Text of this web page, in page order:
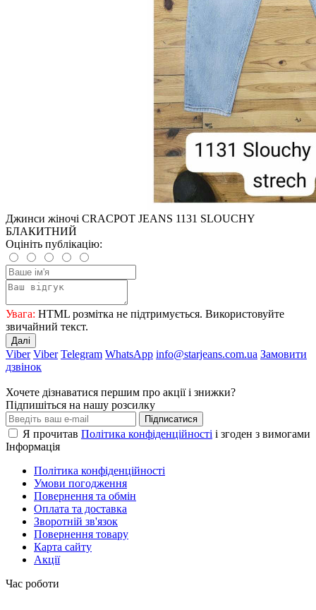
Джинси жіночі CRACPOT JEANS 1131 SLOUCHY
БЛАКИТНИЙ
Оцініть публікацію:
Увага: HTML розмітка не підтримується. Використовуйте
звичайний текст.
Далі
Viber Viber Telegram WhatsApp info@starjeans.com.ua Замовити
дзвінок
Хочете дізнаватися першим про акції і знижки?
Підпишіться на нашу розсилку
Підписатися
Я прочитав Політика конфіденційності і згоден з вимогами
Інформація
Політика конфіденційності
Умови погодження
Повернення та обмін
Оплата та доставка
Зворотній зв'язок
Повернення товару
Карта сайту
Акції
Час роботи